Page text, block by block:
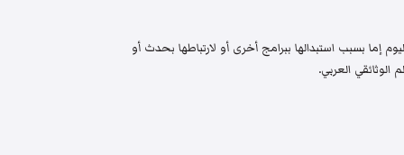
إما بسبب استبدالها ببرامج أخرى أو لارتباطها بحدث أو
الوثائقي العربي.